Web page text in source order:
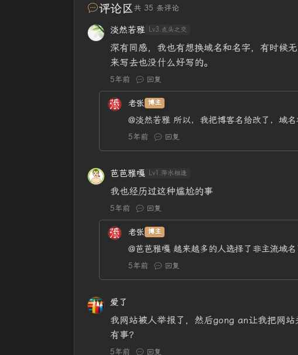
评论区 共 35 条评论
淡然若雅 Lv3.点头之交
深有同感，我也有想换域名和名字，有时候
来写去也没什么好写的。
5年前 回复
老张 博主
@淡然若雅 所以，我把博客名给改了，域名
5年前 回复
芭芭雅嘎 Lv1.萍水相逢
我也经历过这种尴尬的事
5年前 回复
老张 博主
@芭芭雅嘎 越来越多的人选择了非主流域名
5年前 回复
爱了
我网站被人举报了，然后gong an让我把网
有事？
5年前 回复